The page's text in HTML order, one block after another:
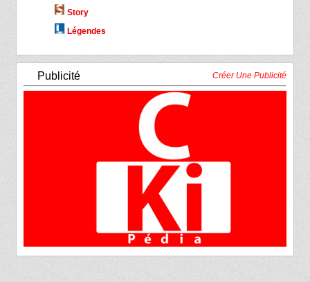
Story
Légendes
Publicité Créer Une Publicité